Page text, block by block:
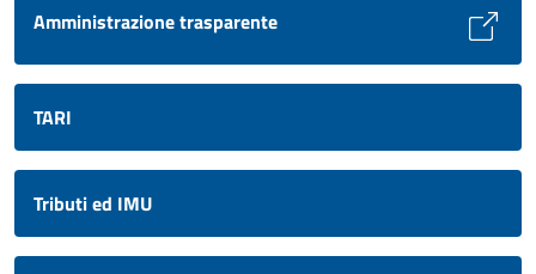
Amministrazione trasparente
TARI
Tributi ed IMU